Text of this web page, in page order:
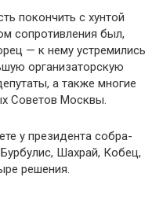
покончить с хунтой
сопротивления был,
— к нему устремились
организаторскую
а также многие
Советов Москвы.
у президента собра­
Шахрай, Кобец,
решения.